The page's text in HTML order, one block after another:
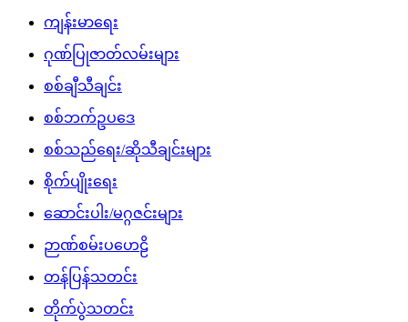
ကျန်းမာရေး
ဂုဏ်ပြုဇာတ်လမ်းများ
စစ်ချီသီချင်း
စစ်ဘက်ဥပဒေ
စစ်သည်ရေး/ဆိုသီချင်းများ
စိုက်ပျိုးရေး
ဆောင်းပါး/မဂ္ဂဇင်းများ
ဉာဏ်စမ်းပဟေဠိ
တန်ပြန်သတင်း
တိုက်ပွဲသတင်း